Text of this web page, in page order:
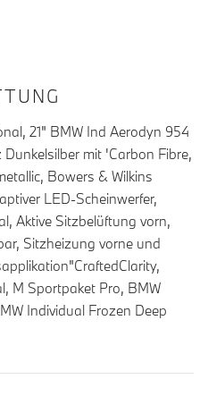
21" BMW Ind Aerodyn 954
mit 'Carbon Fibre,
Bowers & Wilkins
LED-Scheinwerfer,
Aktive Sitzbelüftung vorn,
Sitzheizung vorne und
M Sportpaket Pro, BMW
Individual Frozen Deep